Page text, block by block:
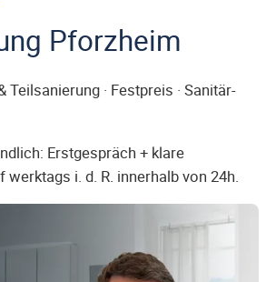
Pforzheim
· Festpreis · Sanitär-
Erstgespräch + klare
werktags i. d. R. innerhalb von 24h.